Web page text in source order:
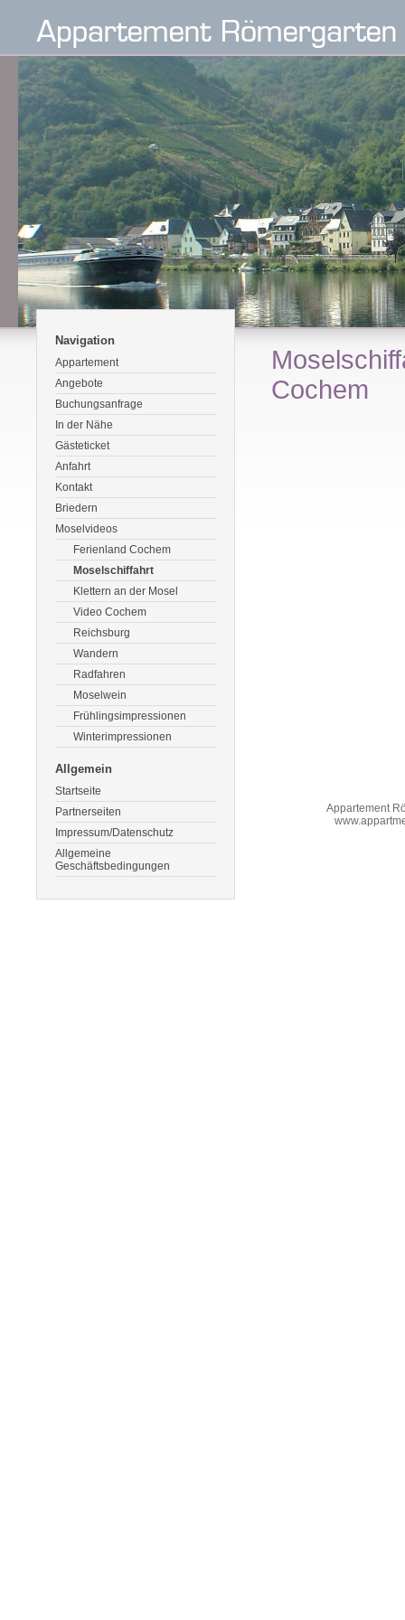
Navigation
Appartement
Angebote
Buchungsanfrage
In der Nähe
Gästeticket
Anfahrt
Kontakt
Briedern
Moselvideos
Ferienland Cochem
Moselschiffahrt
Klettern an der Mosel
Video Cochem
Reichsburg
Wandern
Radfahren
Moselwein
Frühlingsimpressionen
Winterimpressionen
Allgemein
Startseite
Partnerseiten
Impressum/Datenschutz
Allgemeine
Geschäftsbedingungen
Cochem
Appartement